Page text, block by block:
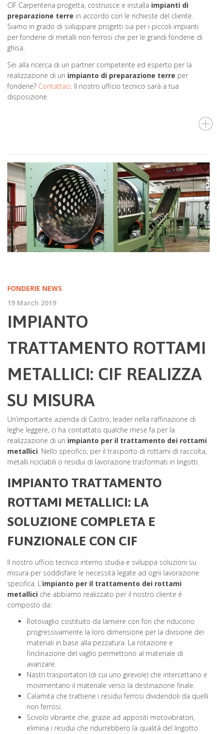
CIF Carpenteria progetta, costruisce e installa impianti di
preparazione terre in accordo con le richieste del cliente.
Siamo in grado di sviluppare progetti sia per i piccoli impianti
per fonderie di metalli non ferrosi che per le grandi fonderie di
ghisa.
Sei alla ricerca di un partner competente ed esperto per la
realizzazione di un impianto di preparazione terre per
fonderie? Contattaci . Il nostro ufficio tecnico sarà a tua
disposizione.
FONDERIE NEWS
19 March 2019
IMPIANTO
TRATTAMENTO ROTTAMI
METALLICI: CIF REALIZZA
SU MISURA
Un’importante azienda di Castro, leader nella raffinazione di
leghe leggere, ci ha contattato qualche mese fa per la
realizzazione di un impianto per il trattamento dei rottami
metallici. Nello specifico, per il trasporto di rottami di raccolta,
metalli riciclabili o residui di lavorazione trasformati in lingotti.
IMPIANTO TRATTAMENTO
ROTTAMI METALLICI: LA
SOLUZIONE COMPLETA E
FUNZIONALE CON CIF
Il nostro ufficio tecnico interno studia e sviluppa soluzioni su
misura per soddisfare le necessità legate ad ogni lavorazione
specifica. L’impianto per il trattamento dei rottami
metallici che abbiamo realizzato per il nostro cliente è
composto da:
Rotovaglio costituito da lamiere con fori che riducono
progressivamente la loro dimensione per la divisione dei
materiali in base alla pezzatura. La rotazione e
l’inclinazione del vaglio permettono al materiale di
avanzare.
Nastri trasportatori (di cui uno girevole) che intercettano e
movimentano il materiale verso la destinazione finale.
Calamita che trattiene i residui ferrosi dividendoli da quelli
non ferrosi.
Scivolo vibrante che, grazie ad appositi motovibratori,
elimina i residui che ridurrebbero la qualità del lingotto